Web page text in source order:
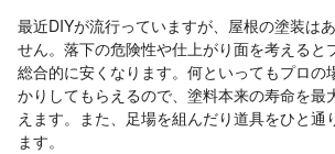
最近DIYが流行っていますが、屋根の塗装は
せん。落下の危険性や仕上がり面を考えると
総合的に安くなります。何といってもプロの
かりしてもらえるので、塗料本来の寿命を最
えます。また、足場を組んだり道具をひと通
ます。